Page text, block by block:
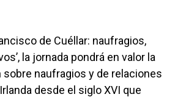
de Cuéllar: naufragios,
la jornada pondrá en valor la
naufragios y de relaciones
desde el siglo XVI que